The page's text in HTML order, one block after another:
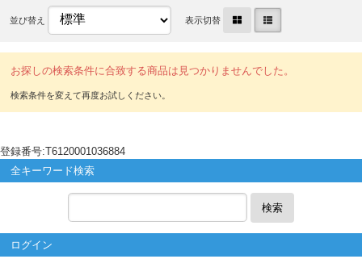
並び替え 表示切替
お探しの検索条件に合致する商品は見つかりませんでした。
登録番号:T6120001036884
全キーワード検索
検索
ログイン